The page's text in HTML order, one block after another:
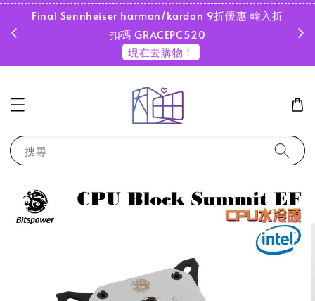
Final Sennheiser harman/kardon 9折優惠 輸入折
扣碼 GRACEPC520
現在去購物！
搜尋